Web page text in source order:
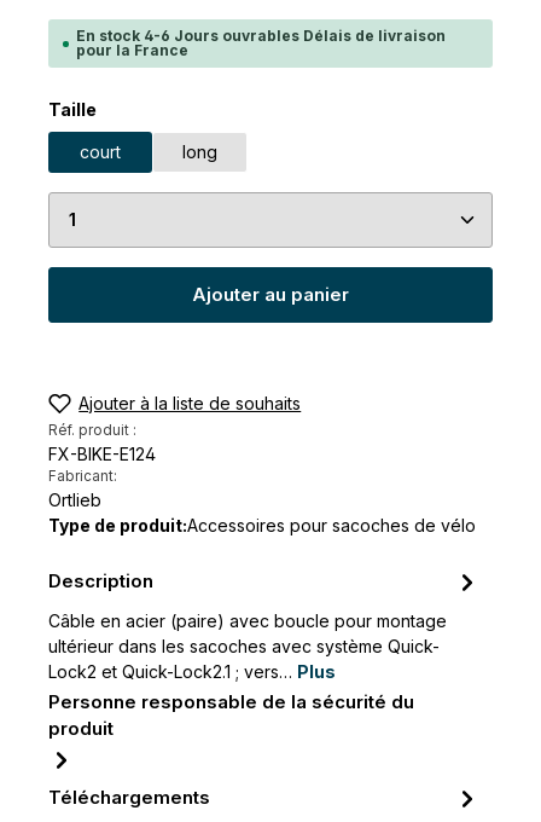
En stock 4-6 Jours ouvrables Délais de livraison
pour la France
Sélectionnez
Taille
court long
Quantité de produit : Entrez la quantité
Ajouter au panier
Ajouter à la liste de souhaits
Réf. produit :
FX-BIKE-E124
Fabricant:
Ortlieb
Type de produit:Accessoires pour sacoches de vélo
Description
Câble en acier (paire) avec boucle pour montage
ultérieur dans les sacoches avec système Quick-
Lock2 et Quick-Lock2.1 ; vers… Plus
Personne responsable de la sécurité du
produit
Téléchargements